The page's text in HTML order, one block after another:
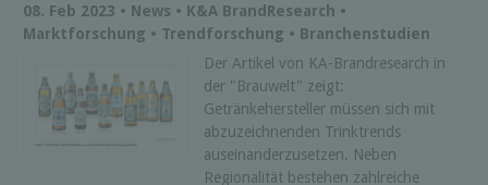
08. Feb 2023 • News • K&A BrandResearch •
Marktforschung • Trendforschung • Branchenstudien
Der Artikel von KA-Brandresearch in
der "Brauwelt" zeigt:
Getränkehersteller müssen sich mit
abzuzeichnenden Trinktrends
auseinanderzusetzen. Neben
Regionalität bestehen zahlreiche